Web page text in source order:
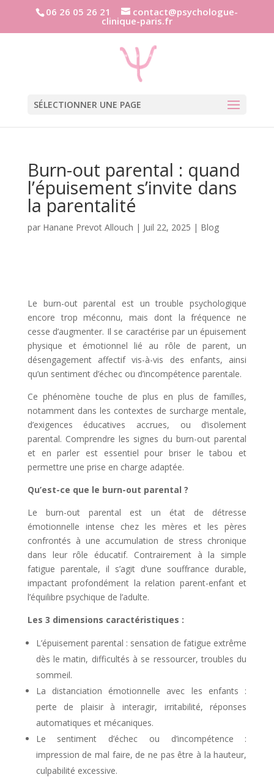
06 26 05 26 21 contact@psychologue-
clinique-paris.fr
SÉLECTIONNER UNE PAGE
Burn-out parental : quand
l’épuisement s’invite dans
la parentalité
par Hanane Prevot Allouch | Juil 22, 2025 | Blog
Le burn-out parental est un trouble psychologique
encore trop méconnu, mais dont la fréquence ne
cesse d’augmenter. Il se caractérise par un épuisement
physique et émotionnel lié au rôle de parent, un
désengagement affectif vis-à-vis des enfants, ainsi
qu’un sentiment d’échec ou d’incompétence parentale.
Ce phénomène touche de plus en plus de familles,
notamment dans les contextes de surcharge mentale,
d’exigences éducatives accrues, ou d’isolement
parental. Comprendre les signes du burn-out parental
et en parler est essentiel pour briser le tabou et
permettre une prise en charge adaptée.
Qu’est-ce que le burn-out parental ?
Le burn-out parental est un état de détresse
émotionnelle intense chez les mères et les pères
confrontés à une accumulation de stress chronique
dans leur rôle éducatif. Contrairement à la simple
fatigue parentale, il s’agit d’une souffrance durable,
impactant profondément la relation parent-enfant et
l’équilibre psychique de l’adulte.
Les 3 dimensions caractéristiques :
L’épuisement parental : sensation de fatigue extrême
dès le matin, difficultés à se ressourcer, troubles du
sommeil.
La distanciation émotionnelle avec les enfants :
perte de plaisir à interagir, irritabilité, réponses
automatiques et mécaniques.
Le sentiment d’échec ou d’incompétence :
impression de mal faire, de ne pas être à la hauteur,
culpabilité excessive.